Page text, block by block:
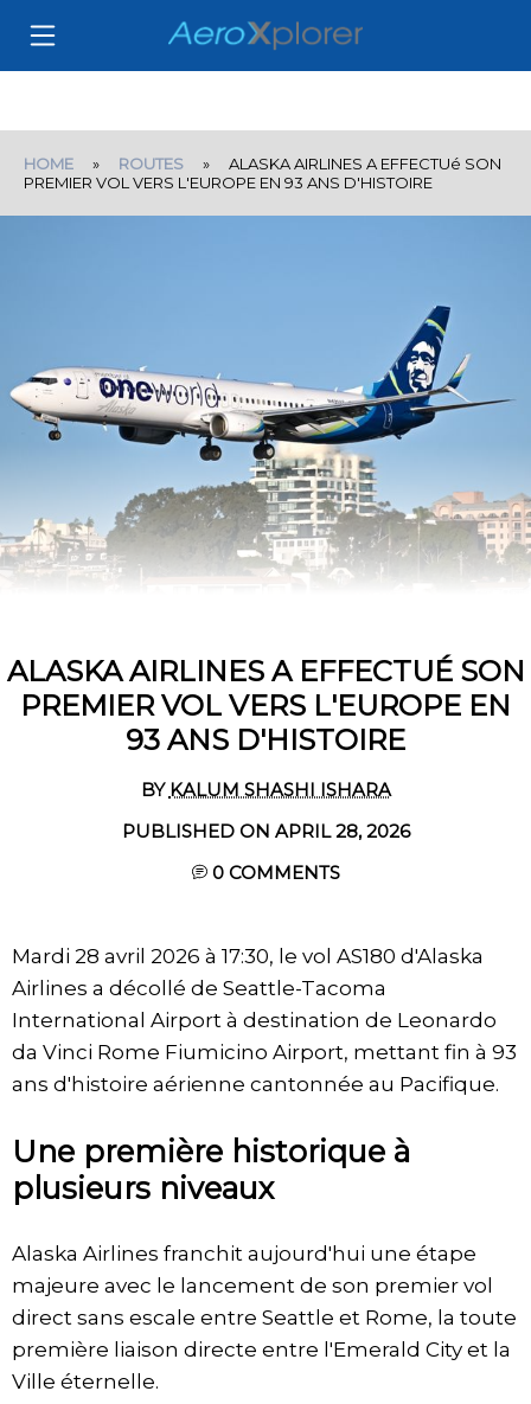
HOME » ROUTES » ALASKA AIRLINES A EFFECTUé SON
PREMIER VOL VERS L'EUROPE EN 93 ANS D'HISTOIRE
ALASKA AIRLINES A EFFECTUÉ SON
PREMIER VOL VERS L'EUROPE EN
93 ANS D'HISTOIRE
BY KALUM SHASHI ISHARA
PUBLISHED ON APRIL 28, 2026
0COMMENTS
Mardi 28 avril 2026 à 17:30, le vol AS180 d'Alaska
Airlines a décollé de Seattle-Tacoma
International Airport à destination de Leonardo
da Vinci Rome Fiumicino Airport, mettant fin à 93
ans d'histoire aérienne cantonnée au Pacifique.
Une première historique à
plusieurs niveaux
Alaska Airlines franchit aujourd'hui une étape
majeure avec le lancement de son premier vol
direct sans escale entre Seattle et Rome, la toute
première liaison directe entre l'Emerald City et la
Ville éternelle.